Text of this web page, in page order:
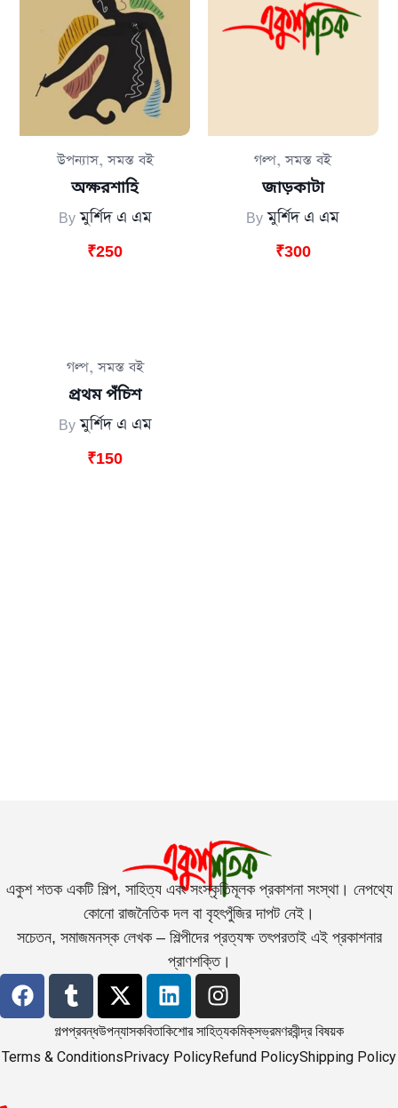
উপন্যাস,সমস্ত বই
অক্ষরশাহি
Byমুর্শিদ এ এম
₹250
গল্প,সমস্ত বই
জাড়কাটা
Byমুর্শিদ এ এম
₹300
গল্প,সমস্ত বই
প্রথম পঁচিশ
Byমুর্শিদ এ এম
₹150
একুশ শতক একটি শিল্প, সাহিত্য এবং সংস্কৃতিমূলক প্রকাশনা সংস্থা। নেপথ্যে
কোনো রাজনৈতিক দল বা বৃহৎপুঁজির দাপট নেই।
সচেতন, সমাজমনস্ক লেখক – শিল্পীদের প্রত্যক্ষ তৎপরতাই এই প্রকাশনার
প্রাণশক্তি।
গল্পপ্রবন্ধউপন্যাসকবিতাকিশোর সাহিত্যকমিক্‌সভ্রমণরবীন্দ্র বিষয়ক
Terms & ConditionsPrivacy PolicyRefund PolicyShipping Policy